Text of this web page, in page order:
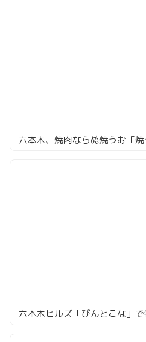
六本木、焼肉ならぬ焼うお「焼
六本木ヒルズ「ぴんとこな」